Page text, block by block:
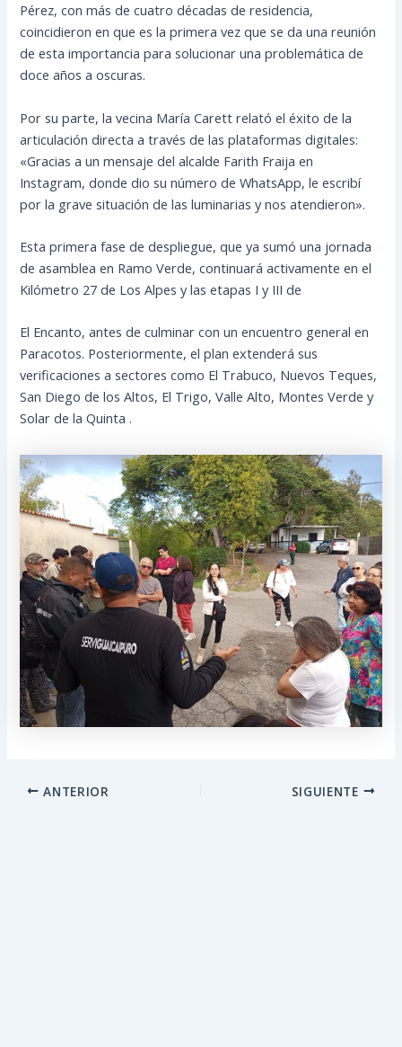
Pérez, con más de cuatro décadas de residencia,
coincidieron en que es la primera vez que se da una reunión
de esta importancia para solucionar una problemática de
doce años a oscuras.
Por su parte, la vecina María Carett relató el éxito de la
articulación directa a través de las plataformas digitales:
«Gracias a un mensaje del alcalde Farith Fraija en
Instagram, donde dio su número de WhatsApp, le escribí
por la grave situación de las luminarias y nos atendieron».
Esta primera fase de despliegue, que ya sumó una jornada
de asamblea en Ramo Verde, continuará activamente en el
Kilómetro 27 de Los Alpes y las etapas I y III de
El Encanto, antes de culminar con un encuentro general en
Paracotos. Posteriormente, el plan extenderá sus
verificaciones a sectores como El Trabuco, Nuevos Teques,
San Diego de los Altos, El Trigo, Valle Alto, Montes Verde y
Solar de la Quinta .
ANTERIOR SIGUIENTE